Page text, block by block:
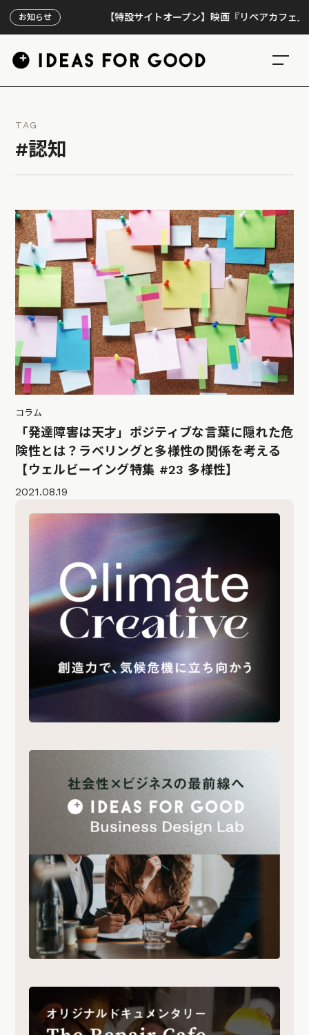
お知らせ 【特設サイトオープン】映画『リペアカフェ』、上
TAG
#認知
コラム
「発達障害は天才」ポジティブな言葉に隠れた危
険性とは？ラベリングと多様性の関係を考える
【ウェルビーイング特集 #23 多様性】
2021.08.19